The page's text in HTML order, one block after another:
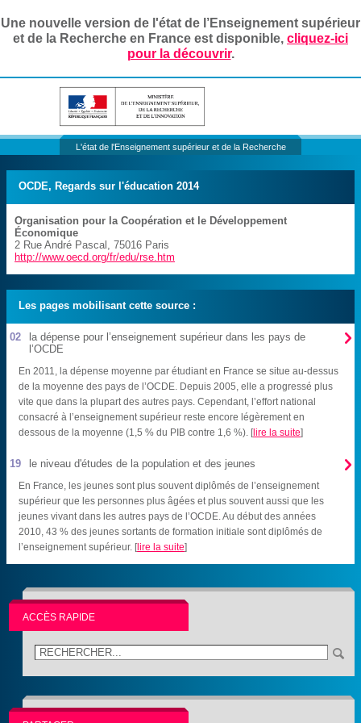
Une nouvelle version de l'état de l’Enseignement supérieur
et de la Recherche en France est disponible, cliquez-ici
pour la découvrir.
L'état de l'Enseignement supérieur et de la Recherche
OCDE, Regards sur l'éducation 2014
Organisation pour la Coopération et le Développement
Économique
2 Rue André Pascal ,75016 Paris
http://www.oecd.org/fr/edu/rse.htm
Les pages mobilisant cette source :

02
la dépense pour l’enseignement supérieur dans les pays de
l’OCDE
En 2011, la dépense moyenne par étudiant en France se situe au-dessus
de la moyenne des pays de l’OCDE. Depuis 2005, elle a progressé plus
vite que dans la plupart des autres pays. Cependant, l’effort national
consacré à l’enseignement supérieur reste encore légèrement en
dessous de la moyenne (1,5 % du PIB contre 1,6 %). [lire la suite]

19 le niveau d'études de la population et des jeunes
En France, les jeunes sont plus souvent diplômés de l’enseignement
supérieur que les personnes plus âgées et plus souvent aussi que les
jeunes vivant dans les autres pays de l’OCDE. Au début des années
2010, 43 % des jeunes sortants de formation initiale sont diplômés de
l’enseignement supérieur. [lire la suite]
ACCÈS RAPIDE